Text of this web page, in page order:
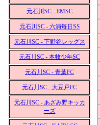
元石川SC - EMSC
元石川SC - 六浦毎日SS
元石川SC - 下野谷レッグス
元石川SC - 本牧少年SC
元石川SC - 青葉FC
元石川SC - 大豆戸FC
元石川SC - あざみ野キッカ
ーズ